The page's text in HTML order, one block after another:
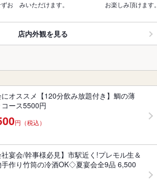
お
みいただけます。
お楽しみ頂けます
店内外観を見る
オススメ【120分飲み放題付き】鯛の薄
ース5500円
円（税込）
社宴会/幹事様必見】市駅近く!プレモル生＆
作り竹筒の冷酒OK◇夏宴会全9品 6,500